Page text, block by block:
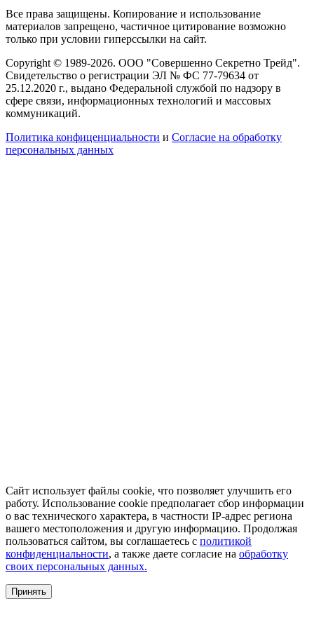
Все права защищены. Копирование и использование
материалов запрещено, частичное цитирование возможно
только при условии гиперссылки на сайт.
Copyright © 1989-2026. ООО "Совершенно Секретно Трейд".
Свидетельство о регистрации ЭЛ № ФС 77-79634 от
25.12.2020 г., выдано Федеральной службой по надзору в
сфере связи, информационных технологий и массовых
коммуникаций.
Политика конфиценциальности и Согласие на обработку
персональных данных
Сайт использует файлы cookie, что позволяет улучшить его
работу. Использование cookie предполагает сбор информации
о вас технического характера, в частности IP-адрес региона
вашего местоположения и другую информацию. Продолжая
пользоваться сайтом, вы соглашаетесь с политикой
конфиденциальности, а также даете согласие на обработку
своих персональных данных.
Принять